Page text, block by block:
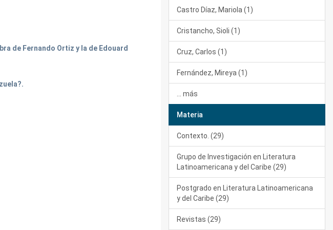
de Fernando Ortiz y la de Edouard
Castro Díaz, Mariola (1)
Cristancho, Sioli (1)
Cruz, Carlos (1)
Fernández, Mireya (1)
... más
Materia
Contexto. (29)
Grupo de Investigación en Literatura
Latinoamericana y del Caribe (29)
Postgrado en Literatura Latinoamericana
y del Caribe (29)
Revistas (29)